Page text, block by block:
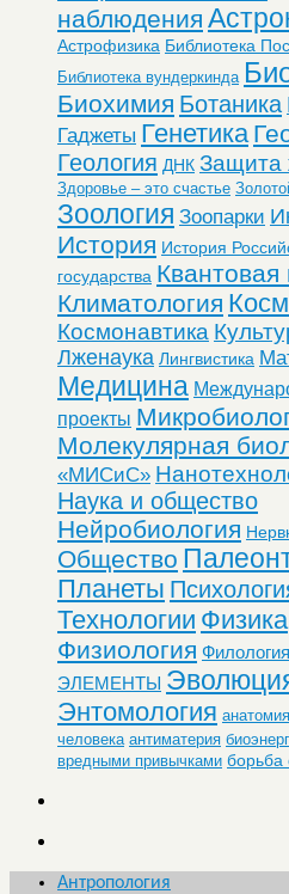
наблюдения
Астрофизика Библиотека
Библиотека вундеркинда
Биохимия Ботаника
Гаджеты Генетика
Геология ДНК Защита
Здоровье – это счастье
Зоология Зоопарки
История История
государства Квантовая
Климатология
Космонавтика
Лженаука Лингвистика
Медицина
проекты
Молекулярная
«МИСиС»
Наука и общество
Нейробиология
Общество
Планеты
Технологии Физика
Физиология Филология
ЭЛЕМЕНТЫ
Энтомология
человека антиматерия
вредными привычками борьба
Антропология